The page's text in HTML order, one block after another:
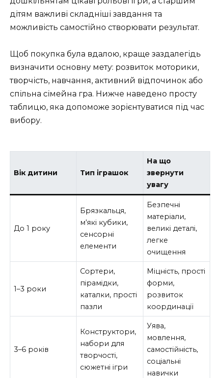
дітям важливі складніші завдання та
можливість самостійно створювати результат.
Щоб покупка була вдалою, краще заздалегідь
визначити основну мету: розвиток моторики,
творчість, навчання, активний відпочинок або
спільна сімейна гра. Нижче наведено просту
таблицю, яка допоможе зорієнтуватися під час
вибору.
Вік дитини Тип іграшок
На що
звернути
увагу
До 1 року
Брязкальця,
м’які кубики,
сенсорні
елементи
Безпечні
матеріали,
великі деталі,
легке
очищення
1–3 роки
Сортери,
пірамідки,
каталки, прості
пазли
Міцність, прості
форми,
розвиток
координації
3–6 років
Конструктори,
набори для
творчості,
сюжетні ігри
Уява,
мовлення,
самостійність,
соціальні
навички